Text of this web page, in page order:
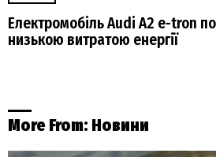
Електромобіль Audi A2 e-tron
низькою витратою енергії
More From: Новини